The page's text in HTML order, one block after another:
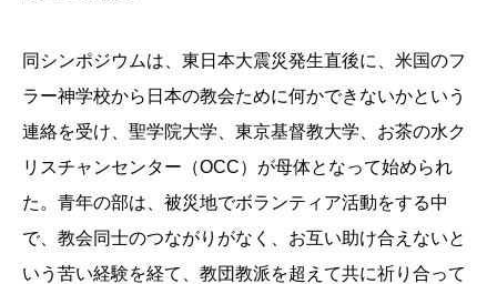
同シンポジウムは、東日本大震災発生直後に、米国のフ
ラー神学校から日本の教会ために何かできないかという
連絡を受け、聖学院大学、東京基督教大学、お茶の水ク
リスチャンセンター（OCC）が母体となって始められ
た。青年の部は、被災地でボランティア活動をする中
で、教会同士のつながりがなく、お互い助け合えないと
いう苦い経験を経て、教団教派を超えて共に祈り合って